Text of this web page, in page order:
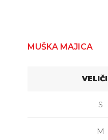
MUŠKA MAJICA
S
M